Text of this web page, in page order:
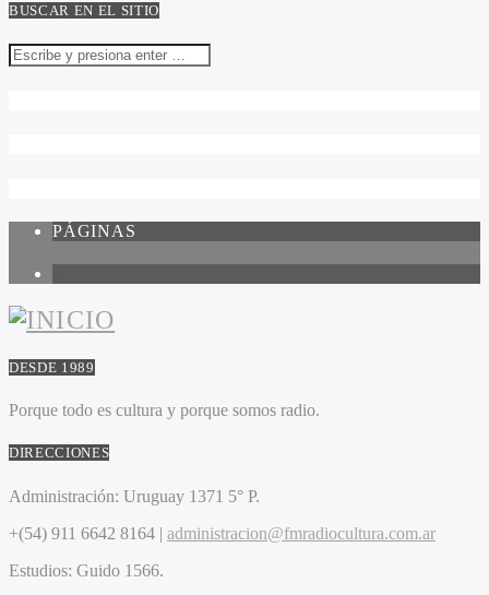
BUSCAR EN EL SITIO
PÁGINAS
DESDE 1989
Porque todo es cultura y porque somos radio.
DIRECCIONES
Administración: Uruguay 1371 5° P.
+(54) 911 6642 8164 | administracion@fmradiocultura.com.ar
Estudios: Guido 1566.